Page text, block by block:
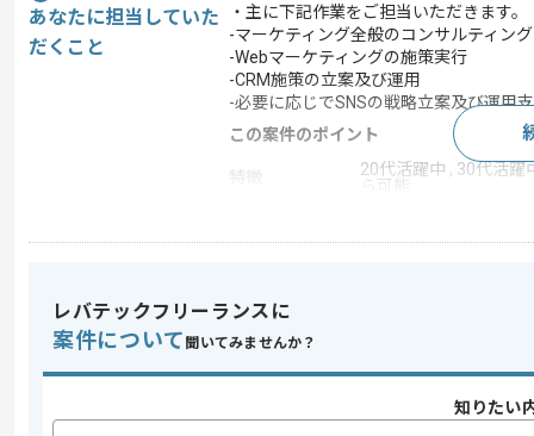
あなたに担当していた
だくこと
・主に下記作業をご担当いただきます。
-マーケティング全般のコンサルティン
-Webマーケティングの施策実行
-CRM施策の立案及び運用
-必要に応じでSNSの戦略立案及び運用
この案件のポイント
20代活躍中 , 30代活躍
ら可能
スキル
・マーケティングの戦略立案やコンサ
・LTV向上やサイト導線改善経験
・ステークホルダーとの調整経験
・CRM特化の実務経験
レバテックフリーランスに
案件について 聞いてみませんか？
知りたい